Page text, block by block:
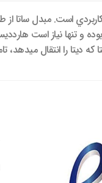
و تنها نياز است